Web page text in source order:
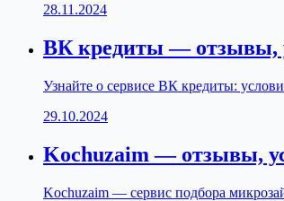
28.11.2024
ВК кредиты — отзывы,
Узнайте о сервисе ВК кредиты:
29.10.2024
Kochuzaim — отзывы,
Kochuzaim — сервис подбора